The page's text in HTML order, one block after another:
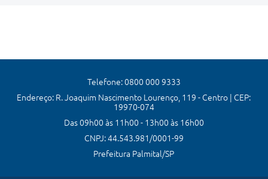
Telefone: 0800 000 9333
Endereço: R. Joaquim Nascimento Lourenço, 119 - Centro | CEP:
19970-074
Das 09h00 às 11h00 - 13h00 às 16h00
CNPJ: 44.543.981/0001-99
Prefeitura Palmital/SP